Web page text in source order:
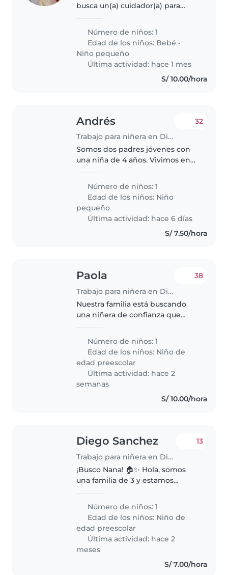
busca un(a) cuidador(a) para
deportivo. Necesitamos a alguien
que se sienta cómodo
cocinando..
Número de niños: 1
Edad de los niños: Bebé •
Niño pequeño
Última actividad: hace 1 mes
S/ 10.00/hora
Andrés
Trabajo para niñera en Distrito de Miraflores
32
Somos dos padres jóvenes con
una niña de 4 años. Vivimos en
Número de niños: 1
Edad de los niños: Niño
pequeño
Última actividad: hace 6 días
S/ 7.50/hora
Paola
Trabajo para niñera en Distrito de Miraflores
38
Nuestra familia está buscando
una niñera de confianza que
pequeña de 3 años . Es un- niña
inteligente, habladora e
independiente. Nos gustaría que
la niñera..
Número de niños: 1
Edad de los niños: Niño de
edad preescolar
Última actividad: hace 2
semanas
S/ 10.00/hora
Diego Sanchez
Trabajo para niñera en Distrito de Miraflores
13
¡Busco Nana! 🏠✨ Hola, somos
una familia de 3 y estamos
marzo: 📍 Lugar: Miraflores
(Contamos con seguridad
privada y resguardo de
serenazgo 24/7). ⏰ Horario:..
Número de niños: 1
Edad de los niños: Niño de
edad preescolar
Última actividad: hace 2
meses
S/ 7.00/hora